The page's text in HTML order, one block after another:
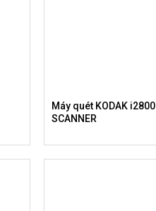
Máy quét KODAK i2800
SCANNER